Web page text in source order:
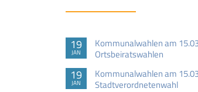
19
JAN
Kommunalwahlen am
Ortsbeiratswahlen
19
JAN
Kommunalwahlen am
Stadtverordnetenwahl